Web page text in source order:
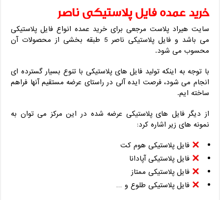
خرید عمده فایل پلاستیکی ناصر
سایت هیراد پلاست مرجعی برای خرید عمده انواع فایل پلاستیکی
می باشد و فایل پلاستیکی ناصر 5 طبقه بخشی از محصولات آن
محسوب می شود.
با توجه به اینکه تولید فایل های پلاستیکی با تنوع بسیار گسترده ای
انجام می شود، فرصت ایده آلی در راستای عرضه مستقیم آنها فراهم
ساخته ایم.
از دیگر فایل های پلاستیکی عرضه شده در این مرکز می توان به
نمونه های زیر اشاره کرد:
فایل پلاستیکی هوم کت
فایل پلاستیکی آپادانا
فایل پلاستیکی ممتاز
فایل پلاستیکی طلوع و …